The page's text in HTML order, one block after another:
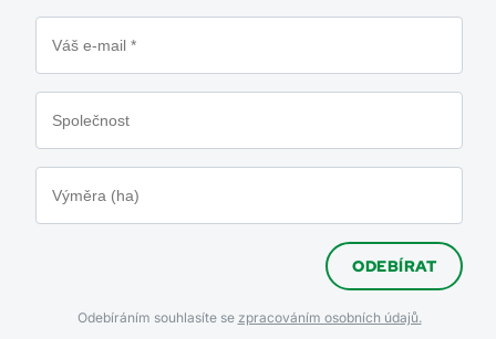
ODEBÍRAT
Odebíráním souhlasíte se zpracováním osobních údajů.